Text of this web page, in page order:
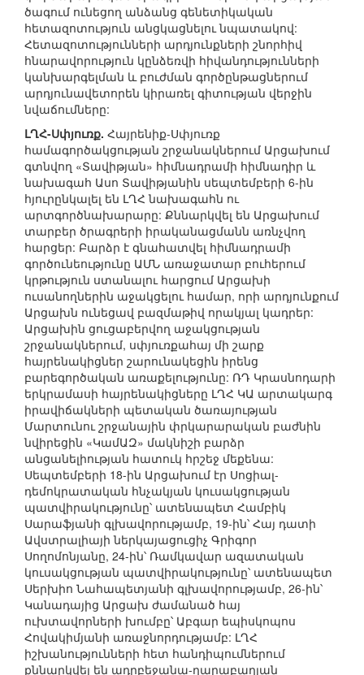
ծագում ունեցող անձանց գենետիկական
հետազոտություն անցկացնելու նպատակով:
Հետազոտությունների արդյունքների շնորհիվ
հնարավորություն կընձեռվի հիվանդությունների
կանխարգելման և բուժման գործընթացներում
արդյունավետորեն կիրառել գիտության վերջին
նվաճումները:
ԼՂՀ-Սփյուռք. Հայրենիք-Սփյուռք
համագործակցության շրջանակներում Արցախում
գտնվող «Տավիթյան» հիմնադրամի հիմնադիր և
նախագահ Ասո Տավիթյանին սեպտեմբերի 6-ին
հյուրընկալել են ԼՂՀ նախագահն ու
արտգործնախարարը: Քննարկվել են Արցախում
տարբեր ծրագրերի իրականացմանն առնչվող
հարցեր: Բարձր է գնահատվել հիմնադրամի
գործունեությունը ԱՄՆ առաջատար բուհերում
կրթություն ստանալու հարցում Արցախի
ուսանողներին աջակցելու համար, որի արդյունքում
Արցախն ունեցավ բազմաթիվ որակյալ կադրեր:
Արցախին ցուցաբերվող աջակցության
շրջանակներում, սփյուռքահայ մի շարք
հայրենակիցներ շարունակեցին իրենց
բարեգործական առաքելությունը: ՌԴ Կրասնոդարի
երկրամասի հայրենակիցները ԼՂՀ ԿԱ արտակարգ
իրավիճակների պետական ծառայության
Մարտունու շրջանային փրկարարական բաժնին
նվիրեցին «ԿամԱԶ» մակնիշի բարձր
անցանելիության հատուկ հրշեջ մեքենա:
Սեպտեմբերի 18-ին Արցախում էր Սոցիալ-
դեմոկրատական հնչակյան կուսակցության
պատվիրակությունը՝ ատենապետ Համբիկ
Սարաֆյանի գլխավորությամբ, 19-ին՝ Հայ դատի
Ավստրալիայի ներկայացուցիչ Գրիգոր
Սողոմոնյանը, 24-ին՝ Ռամկավար ազատական
կուսակցության պատվիրակությունը՝ ատենապետ
Սերխիո Նահապետյանի գլխավորությամբ, 26-ին՝
Կանադայից Արցախ ժամանած հայ
ուխտավորների խումբը՝ Աբգար եպիսկոպոս
Հովակիմյանի առաջնորդությամբ: ԼՂՀ
իշխանությունների հետ հանդիպումներում
քննարկվել են ադրբեջանա-ղարաբաղյան